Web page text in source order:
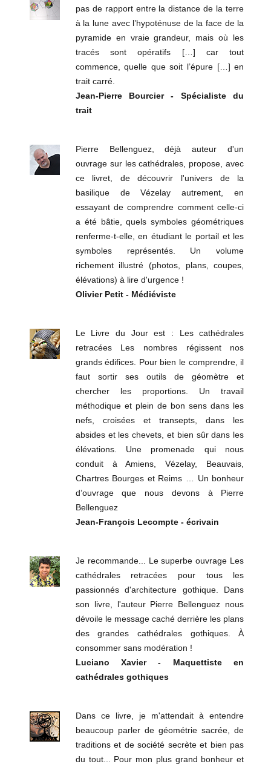
pas de rapport entre la distance de la terre
à la lune avec l’hypoténuse de la face de la
pyramide en vraie grandeur, mais où les
tracés sont opératifs […] car tout
commence, quelle que soit l’épure […] en
trait carré.
Jean-Pierre Bourcier - Spécialiste du
trait
Pierre Bellenguez, déjà auteur d'un
ouvrage sur les cathédrales, propose, avec
ce livret, de découvrir l'univers de la
basilique de Vézelay autrement, en
essayant de comprendre comment celle-ci
a été bâtie, quels symboles géométriques
renferme-t-elle, en étudiant le portail et les
symboles représentés. Un volume
richement illustré (photos, plans, coupes,
élévations) à lire d'urgence !
Olivier Petit - Médiéviste
Le Livre du Jour est : Les cathédrales
retracées Les nombres régissent nos
grands édifices. Pour bien le comprendre, il
faut sortir ses outils de géomètre et
chercher les proportions. Un travail
méthodique et plein de bon sens dans les
nefs, croisées et transepts, dans les
absides et les chevets, et bien sûr dans les
élévations. Une promenade qui nous
conduit à Amiens, Vézelay, Beauvais,
Chartres Bourges et Reims … Un bonheur
d’ouvrage que nous devons à Pierre
Bellenguez
Jean-François Lecompte - écrivain
Je recommande... Le superbe ouvrage Les
cathédrales retracées pour tous les
passionnés d'architecture gothique. Dans
son livre, l'auteur Pierre Bellenguez nous
dévoile le message caché derrière les plans
des grandes cathédrales gothiques. À
consommer sans modération !
Luciano Xavier - Maquettiste en
cathédrales gothiques
Dans ce livre, je m'attendait à entendre
beaucoup parler de géométrie sacrée, de
traditions et de société secrète et bien pas
du tout... Pour mon plus grand bonheur et